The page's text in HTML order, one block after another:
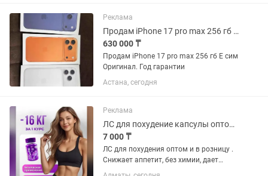
Реклама
Продам iPhone 17 pro max 256 гб Е сим
630 000 ₸
Продам iPhone 17 pro max 256 гб Е сим
Оригинал. Год гарантии
Астана, сегодня
Реклама
ЛС для похудение капсулы оптом и в розницу . Без химии , снижает аппетит
7 000 ₸
ЛС для похудения оптом и в розницу .
Снижает аппетит, без химии, дает
энергию. Фито аптека китайская лавка